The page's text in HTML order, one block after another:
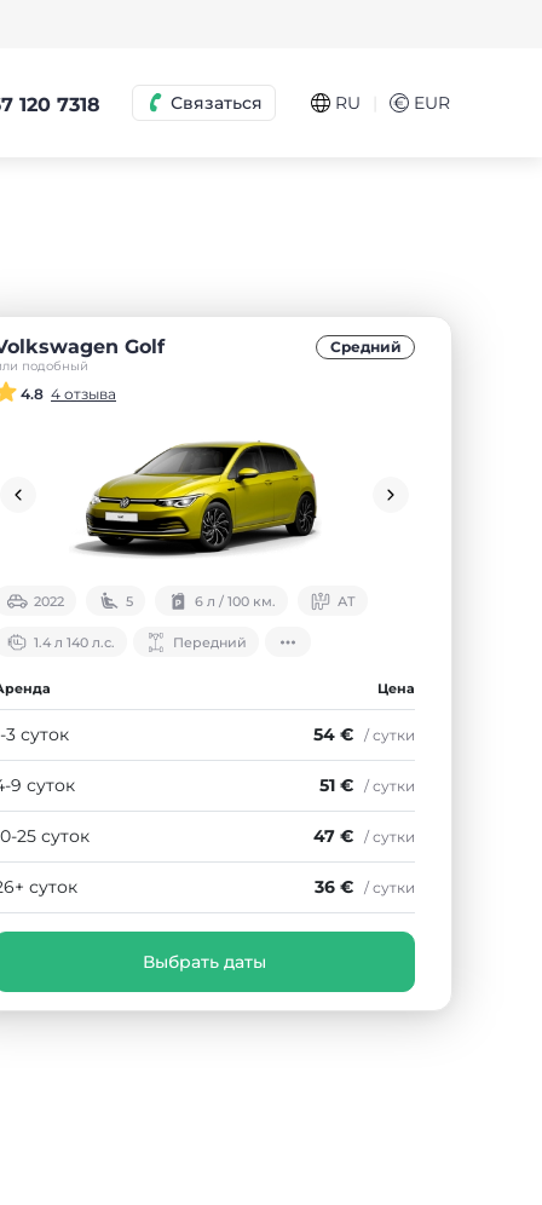
120 7318 Связаться RU € EUR
Golf
подобный
Средний
4.8 4 отзыва
2022 5 6 л / 100 км. АТ
1.4 л 140 л.с. Передний
Цена
3 суток 54 € / сутки
9 суток 51 € / сутки
25 суток 47 € / сутки
суток 36 € / сутки
Выбрать даты